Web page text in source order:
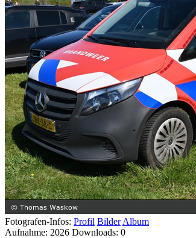
Fotografen-Infos: Profil Bilder Album
Aufnahme: 2026 Downloads: 0